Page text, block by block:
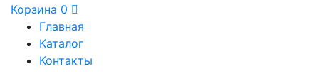
Корзина 0
Главная
Каталог
Контакты